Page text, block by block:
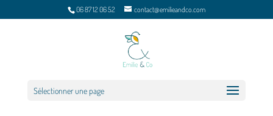
06 87 12 06 52 contact@emilieandco.com
Sélectionner une page